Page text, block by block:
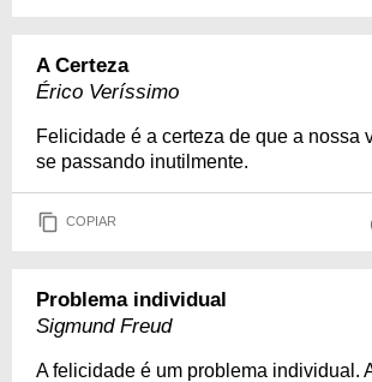
A Certeza
Érico Veríssimo
Felicidade é a certeza de que a nossa
se passando inutilmente.
COPIAR
Problema individual
Sigmund Freud
A felicidade é um problema individual.